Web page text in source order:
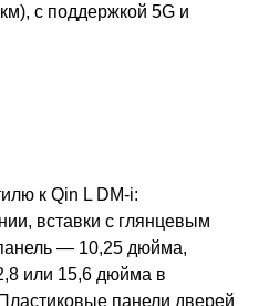
с поддержкой 5G и
к Qin L DM-i:
вставки с глянцевым
— 10,25 дюйма,
или 15,6 дюйма в
панели дверей